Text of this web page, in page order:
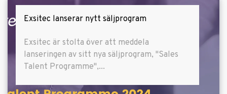
Exsitec lanserar nytt säljprogram
Exsitec är stolta över att meddela
lanseringen av sitt nya säljprogram, "Sales
Talent Programme",...